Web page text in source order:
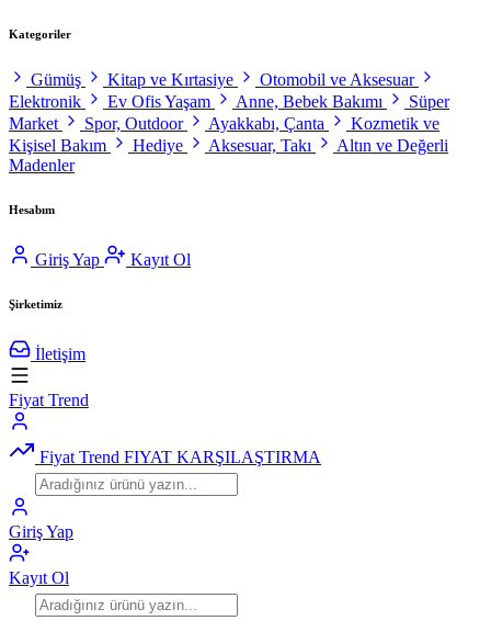
Kategoriler
Gümüş Kitap ve Kırtasiye
Otomobil ve Aksesuar
Elektronik
Ev Ofis Yaşam Anne, Bebek Bakımı
Süper
Market
Spor, Outdoor Ayakkabı, Çanta
Kozmetik ve
Kişisel Bakım
Hediye Aksesuar, Takı
Altın ve Değerli
Madenler
Hesabım
Giriş Yap Kayıt Ol
Şirketimiz
İletişim
Fiyat Trend
Fiyat Trend FIYAT KARŞILAŞTIRMA
Giriş Yap
Kayıt Ol